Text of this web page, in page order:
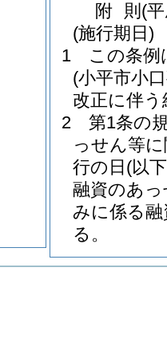
附 則 (
(施行期日)
1
この条例
(小平市小
改正に伴う
2
第1条の
っせん等
行の日 (以
融資のあ
みに係る
る。